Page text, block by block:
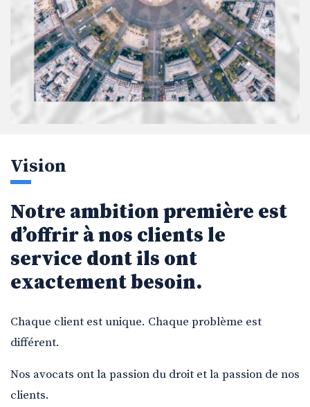
Vision
Notre ambition première est
d’offrir à nos clients le
service dont ils ont
exactement besoin.
Chaque client est unique. Chaque problème est
différent.
Nos avocats ont la passion du droit et la passion de nos
clients.